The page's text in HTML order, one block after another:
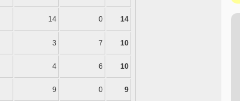
14 0 14
3 7 10
4 6 10
9 0 9